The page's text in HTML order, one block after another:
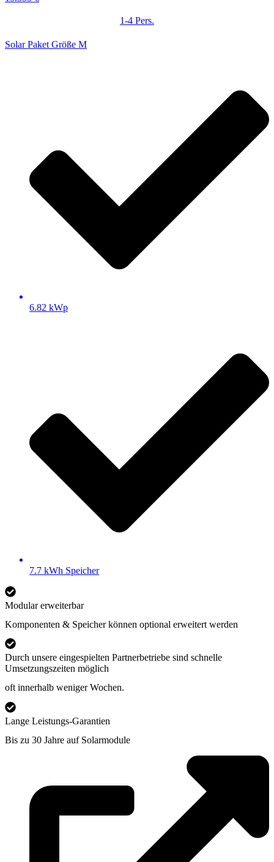
1-4 Pers.
Solar Paket Größe M
6.82 kWp
7.7 kWh Speicher
Modular erweiterbar
Komponenten & Speicher können optional erweitert werden
Durch unsere eingespielten Partnerbetriebe sind schnelle
Umsetzungszeiten möglich
oft innerhalb weniger Wochen.
Lange Leistungs-Garantien
Bis zu 30 Jahre auf Solarmodule